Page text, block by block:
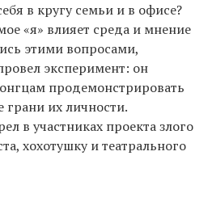
в кругу семьи и в офисе?
«я» влияет среда и мнение
этими вопросами,
эксперимент: он
продемонстрировать
их личности.
в участниках проекта злого
хохотушку и театрального